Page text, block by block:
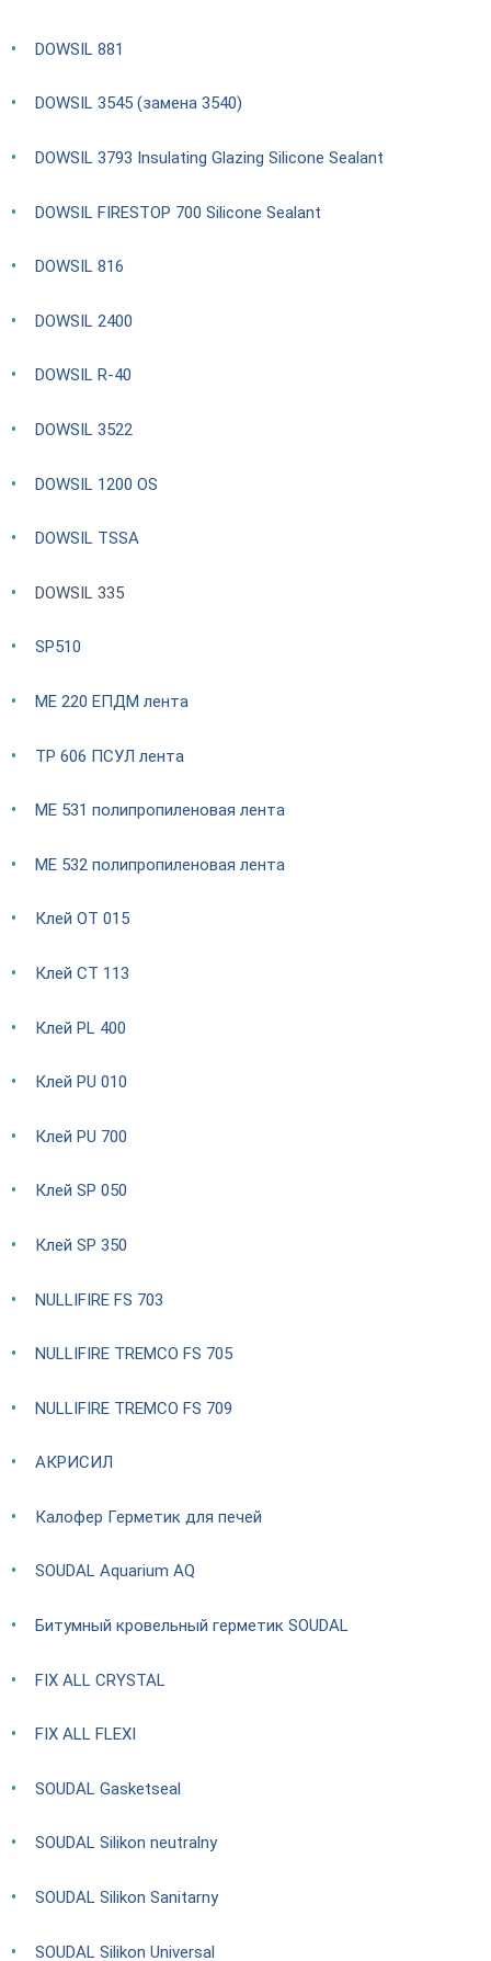
DOWSIL 881
DOWSIL 3545 (замена 3540)
DOWSIL 3793 Insulating Glazing Silicone Sealant
DOWSIL FIRESTOP 700 Silicone Sealant
DOWSIL 816
DOWSIL 2400
DOWSIL R-40
DOWSIL 3522
DOWSIL 1200 OS
DOWSIL TSSA
DOWSIL 335
SP510
ME 220 ЕПДМ лента
TP 606 ПСУЛ лента
ME 531 полипропиленовая лента
ME 532 полипропиленовая лента
Клей OT 015
Клей CT 113
Клей PL 400
Клей PU 010
Клей PU 700
Клей SP 050
Клей SP 350
NULLIFIRE FS 703
NULLIFIRE TREMCO FS 705
NULLIFIRE TREMCO FS 709
АКРИСИЛ
Калофер Герметик для печей
SOUDAL Aquarium AQ
Битумный кровельный герметик SOUDAL
FIX ALL CRYSTAL
FIX ALL FLEXI
SOUDAL Gasketseal
SOUDAL Silikon neutralny
SOUDAL Silikon Sanitarny
SOUDAL Silikon Universal